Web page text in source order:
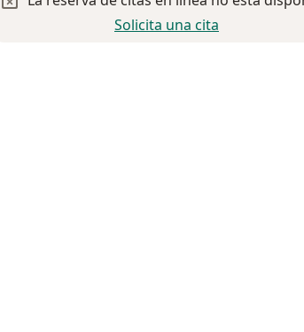
Solicita una cita